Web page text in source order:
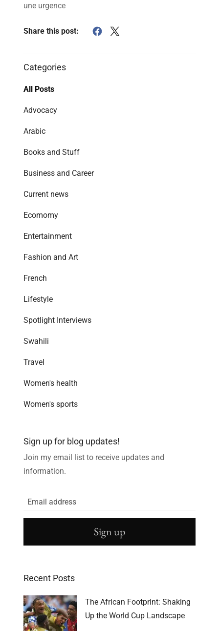
une urgence
Share this post:
Categories
All Posts
Advocacy
Arabic
Books and Stuff
Business and Career
Current news
Ecomomy
Entertainment
Fashion and Art
French
Lifestyle
Spotlight Interviews
Swahili
Travel
Women's health
Women's sports
Sign up for blog updates!
Join my email list to receive updates and
information.
Sign up
Recent Posts
The African Footprint: Shaking
Up the World Cup Landscape